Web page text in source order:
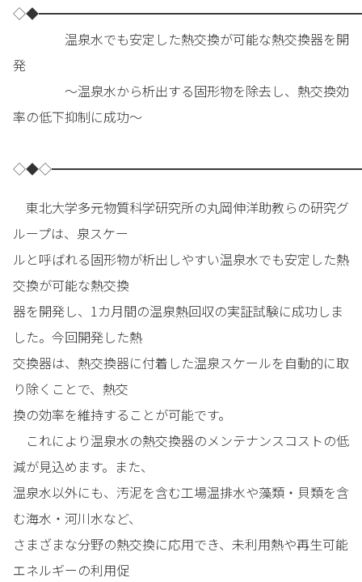
温泉水でも安定した熱交換が可能な熱交換器を開
発
～温泉水から析出する固形物を除去し、熱交換効
率の低下抑制に成功～
東北大学多元物質科学研究所の丸岡伸洋助教らの研究グ
ループは、泉スケー
ルと呼ばれる固形物が析出しやすい温泉水でも安定した熱
交換が可能な熱交換
器を開発し、1カ月間の温泉熱回収の実証試験に成功しま
した。今回開発した熱
交換器は、熱交換器に付着した温泉スケールを自動的に取
り除くことで、熱交
換の効率を維持することが可能です。
これにより温泉水の熱交換器のメンテナンスコストの低
減が見込めます。また、
温泉水以外にも、汚泥を含む工場温排水や藻類・貝類を含
む海水・河川水など、
さまざまな分野の熱交換に応用でき、未利用熱や再生可能
エネルギーの利用促